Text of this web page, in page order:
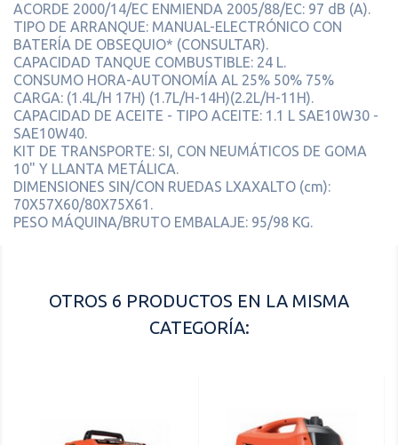
ACORDE 2000/14/EC ENMIENDA 2005/88/EC: 97 dB (A).
TIPO DE ARRANQUE: MANUAL-ELECTRÓNICO CON
BATERÍA DE OBSEQUIO* (CONSULTAR).
CAPACIDAD TANQUE COMBUSTIBLE: 24 L.
CONSUMO HORA-AUTONOMÍA AL 25% 50% 75%
CARGA: (1.4L/H 17H) (1.7L/H-14H)(2.2L/H-11H).
CAPACIDAD DE ACEITE - TIPO ACEITE: 1.1 L SAE10W30 -
SAE10W40.
KIT DE TRANSPORTE: SI, CON NEUMÁTICOS DE GOMA
10" Y LLANTA METÁLICA.
DIMENSIONES SIN/CON RUEDAS LXAXALTO (cm):
70X57X60/80X75X61.
PESO MÁQUINA/BRUTO EMBALAJE: 95/98 KG.
OTROS 6 PRODUCTOS EN LA MISMA
CATEGORÍA: